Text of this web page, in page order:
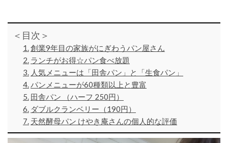
＜目次＞
創業9年目の家族がにぎわうパン屋さん
ランチがお得☆パン食べ放題
人気メニューは「田舎パン」と「生食パン」
パンメニューが60種類以上と豊富
田舎パン （ハーフ 250円）
ダブルクランベリー（190円）
天然酵母パン けやき庵さんの個人的な評価